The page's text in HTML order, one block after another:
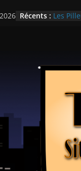
Récents : Les
Ça